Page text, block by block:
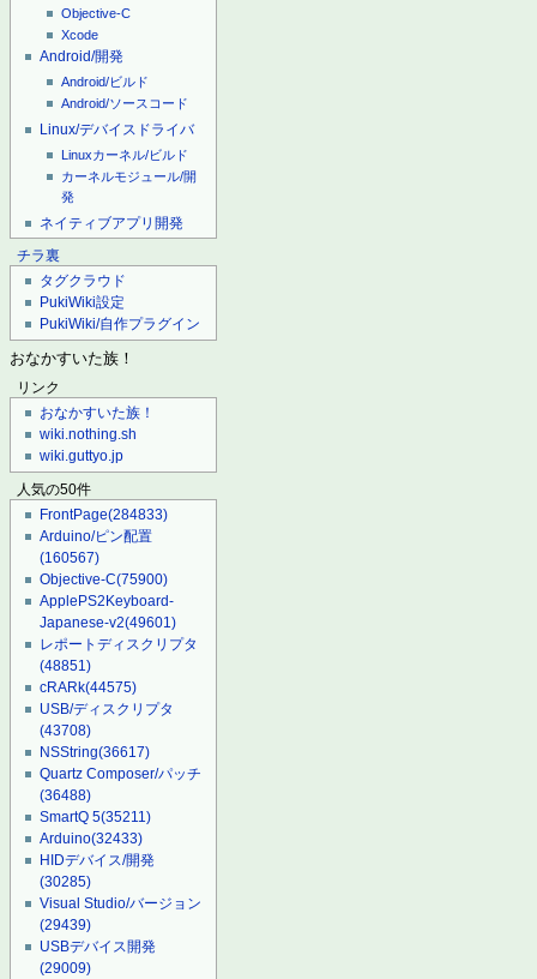
Objective-C
Xcode
Android/開発
Android/ビルド
Android/ソースコード
Linux/デバイスドライバ
Linuxカーネル/ビルド
カーネルモジュール/開
発
ネイティブアプリ開発
チラ裏
タグクラウド
PukiWiki設定
PukiWiki/自作プラグイン
おなかすいた族！
リンク
おなかすいた族！
wiki.nothing.sh
wiki.guttyo.jp
人気の50件
FrontPage(284833)
Arduino/ピン配置
(160567)
Objective-C(75900)
ApplePS2Keyboard-
Japanese-v2(49601)
レポートディスクリプタ
(48851)
cRARk(44575)
USB/ディスクリプタ
(43708)
NSString(36617)
Quartz Composer/パッチ
(36488)
SmartQ 5(35211)
Arduino(32433)
HIDデバイス/開発
(30285)
Visual Studio/バージョン
(29439)
USBデバイス開発
(29009)